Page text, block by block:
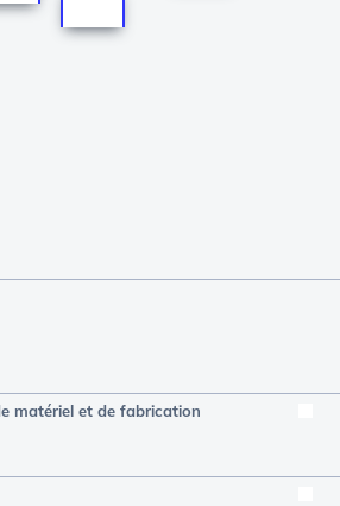
matériel et de fabrication